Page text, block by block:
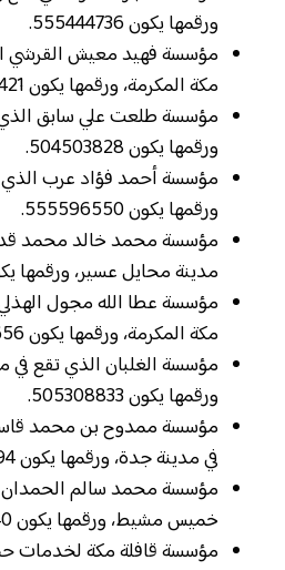
ورقمها يكون 555444736.
مؤسسة فهيد معيش القرشي
مكة المكرمة، ورقمها يكون 555510421.
مؤسسة طلعت علي سابق الذي
ورقمها يكون 504503828.
مؤسسة أحمد فؤاد عرب الذي
ورقمها يكون 555596550.
مؤسسة محمد خالد محمد
مدينة محايل عسير، ورقمها يكون
مؤسسة عطا الله مجول
مكة المكرمة، ورقمها يكون 555501656.
مؤسسة الغلبان الذي تقع في
ورقمها يكون 505308833.
مؤسسة ممدوح بن محمد
في مدينة جدة، ورقمها يكون 505559994.
مؤسسة محمد سالم الحمدان
خميس مشيط، ورقمها يكون 555755740.
مؤسسة قافلة مكة لخدمات